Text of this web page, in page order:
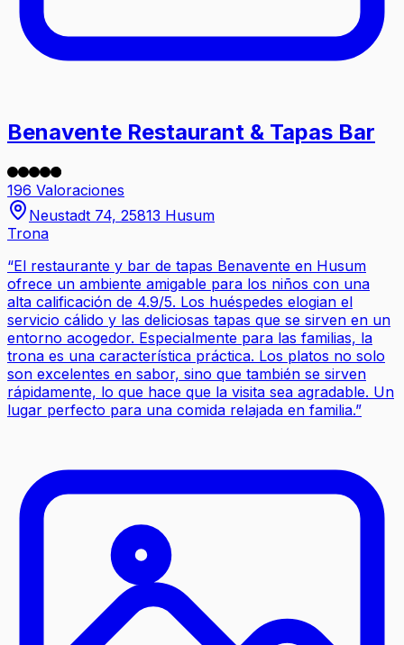
Benavente Restaurant & Tapas Bar
196 Valoraciones
Neustadt 74, 25813 Husum
Trona
“El restaurante y bar de tapas Benavente en Husum
ofrece un ambiente amigable para los niños con una
alta calificación de 4.9/5. Los huéspedes elogian el
servicio cálido y las deliciosas tapas que se sirven en un
entorno acogedor. Especialmente para las familias, la
trona es una característica práctica. Los platos no solo
son excelentes en sabor, sino que también se sirven
rápidamente, lo que hace que la visita sea agradable. Un
lugar perfecto para una comida relajada en familia.”